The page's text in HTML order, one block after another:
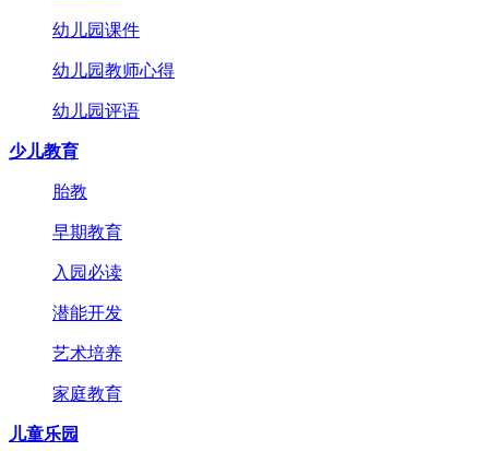
幼儿园课件
幼儿园教师心得
幼儿园评语
少儿教育
胎教
早期教育
入园必读
潜能开发
艺术培养
家庭教育
儿童乐园